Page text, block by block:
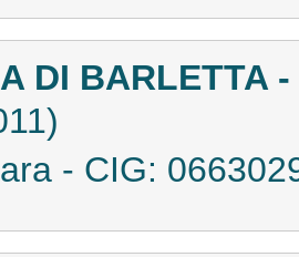
DI BARLETTA
- CIG: